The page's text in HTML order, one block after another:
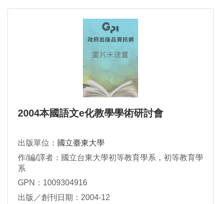
2004本國語文e化教學學術研討會
出版單位： 國立臺東大學
作/編/譯者：國立台東大學初等教育學系，初等教育學
系
GPN：1009304916
出版／創刊日期：2004-12